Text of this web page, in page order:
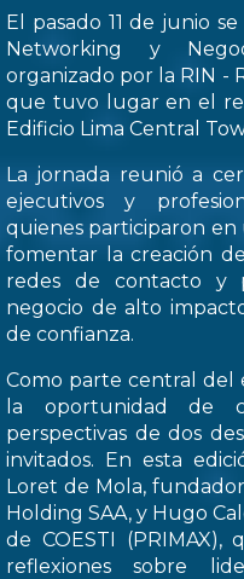
El pasado 11 de junio
Networking y
organizado por la RIN -
que tuvo lugar en el
Edificio Lima Central
La jornada reunió a
ejecutivos y
quienes participaron en
fomentar la creación
redes de contacto y
negocio de alto
de confianza.
Como parte central del
la oportunidad de
perspectivas de dos
invitados. En esta
Loret de Mola,
Holding SAA, y Hugo
de COESTI (PRIMAX),
reflexiones sobre